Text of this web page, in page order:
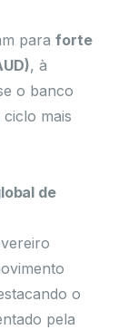
paraforte
, à
o banco
mais
de
o
pela